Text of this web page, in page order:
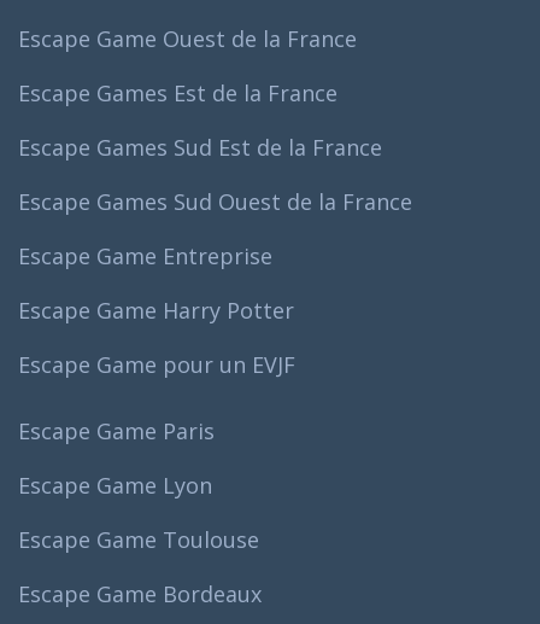
Escape Game Ouest de la France
Escape Games Est de la France
Escape Games Sud Est de la France
Escape Games Sud Ouest de la France
Escape Game Entreprise
Escape Game Harry Potter
Escape Game pour un EVJF
Escape Game Paris
Escape Game Lyon
Escape Game Toulouse
Escape Game Bordeaux